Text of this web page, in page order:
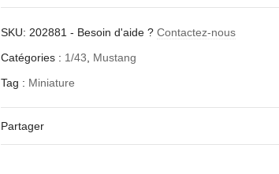
SKU: 202881 - Besoin d'aide ?Contactez-nous
Catégories : 1/43
Mustang
Tag : Miniature
Partager